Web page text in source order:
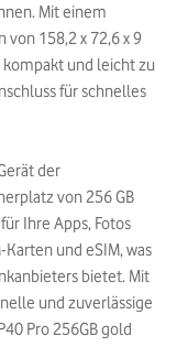
Mit einem
von 158,2 x 72,6 x 9
kompakt und leicht zu
für schnelles
der
von 256 GB
Ihre Apps, Fotos
und eSIM, was
bietet. Mit
und zuverlässige
Pro 256GB gold